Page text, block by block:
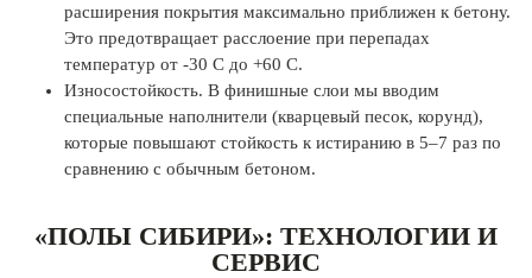
расширения покрытия максимально приближен к бетону.
Это предотвращает расслоение при перепадах
температур от -30 C до +60 C.
Износостойкость. В финишные слои мы вводим
специальные наполнители (кварцевый песок, корунд),
которые повышают стойкость к истиранию в 5–7 раз по
сравнению с обычным бетоном.
«ПОЛЫ СИБИРИ»: ТЕХНОЛОГИИ И
СЕРВИС